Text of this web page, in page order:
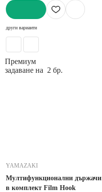
други варианти
Премиум
задаване на 2 бр.
YAMAZAKI
Мултифункционални държачи
в комплект Film Hook